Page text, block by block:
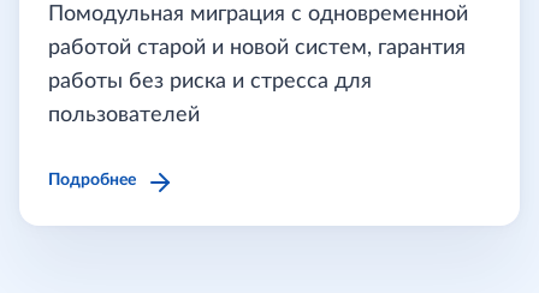
Помодульная миграция с одновременной
работой старой и новой систем, гарантия
работы без риска и стресса для
пользователей
Подробнее